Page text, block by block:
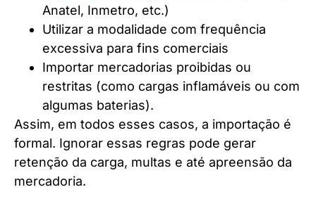
Anatel, Inmetro, etc.)
Utilizar a modalidade com frequência
excessiva para fins comerciais
Importar mercadorias proibidas ou
restritas (como cargas inflamáveis ou com
algumas baterias).
Assim, em todos esses casos, a importação é
formal. Ignorar essas regras pode gerar
retenção da carga, multas e até apreensão da
mercadoria.